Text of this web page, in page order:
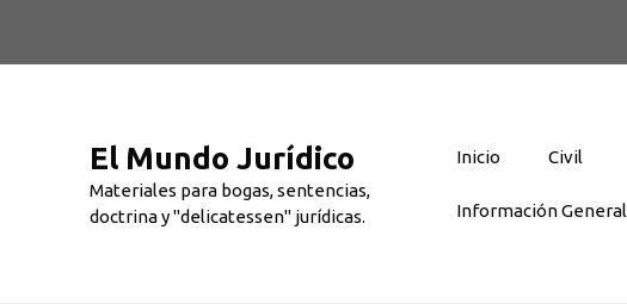
El Mundo Jurídico
Materiales para bogas, sentencias,
doctrina y "delicatessen" jurídicas.
Inicio Civil
Información General